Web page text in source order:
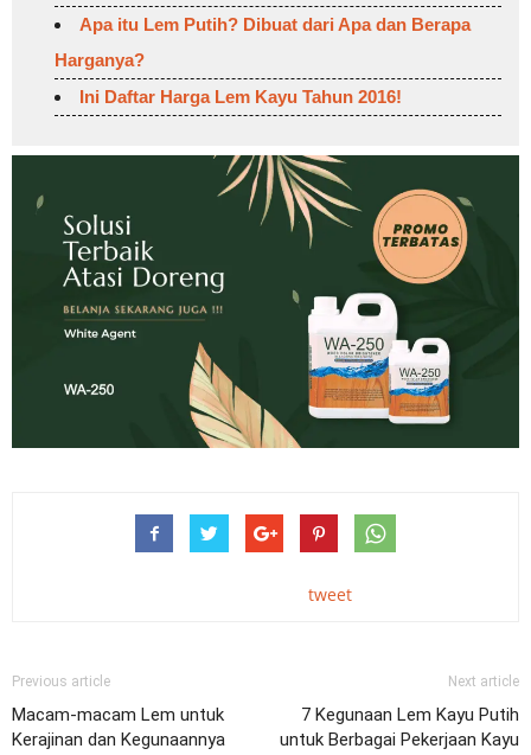
Apa itu Lem Putih? Dibuat dari Apa dan Berapa
Harganya?
Ini Daftar Harga Lem Kayu Tahun 2016!
tweet
Previous article
Macam-macam Lem untuk
Kerajinan dan Kegunaannya
Next article
7 Kegunaan Lem Kayu Putih
untuk Berbagai Pekerjaan Kayu